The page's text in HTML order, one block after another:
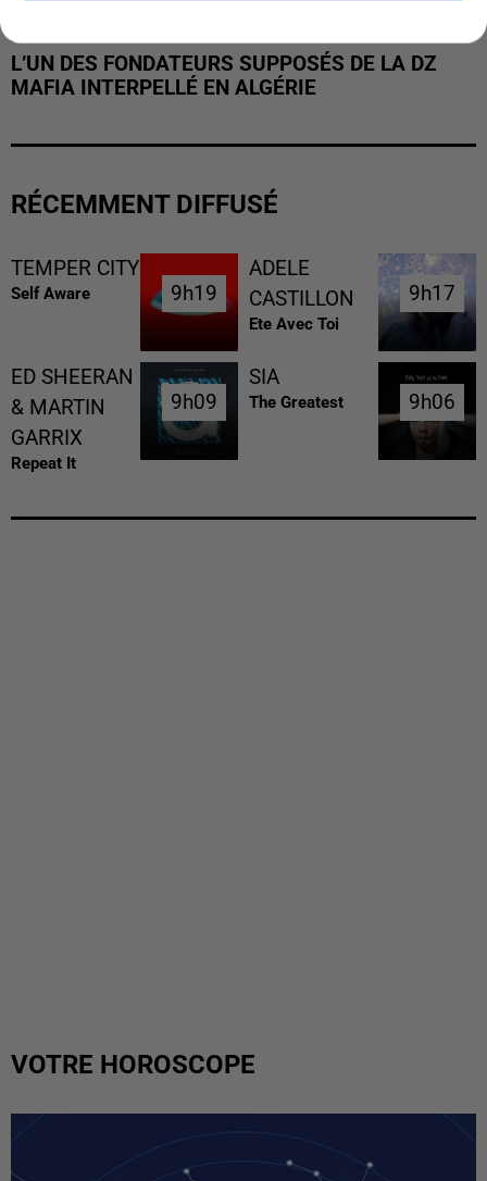
L’UN DES FONDATEURS SUPPOSÉS DE LA DZ
MAFIA INTERPELLÉ EN ALGÉRIE
RÉCEMMENT DIFFUSÉ
TEMPER CITY
Self Aware 9h19
9h19
ADELE
CASTILLON
Ete Avec Toi
9h17
9h17
ED SHEERAN
& MARTIN
GARRIX
Repeat It
9h09
9h09
SIA
The Greatest 9h06
9h06
VOTRE HOROSCOPE